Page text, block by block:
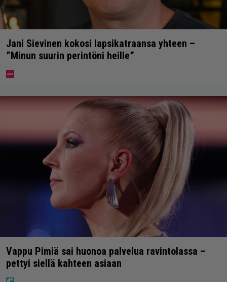
Jani Sievinen kokosi lapsikatraansa yhteen –
”Minun suurin perintöni heille”
Vappu Pimiä sai huonoa palvelua ravintolassa –
pettyi siellä kahteen asiaan